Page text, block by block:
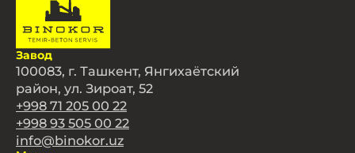
Завод
100083, г. Ташкент, Янгихаётский
район, ул. Зироат, 52
+998 71 205 00 22
+998 93 505 00 22
info@binokor.uz